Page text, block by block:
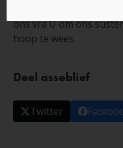
ons vra U om ons
hoop te wees.
Deel asseblief
Twitter